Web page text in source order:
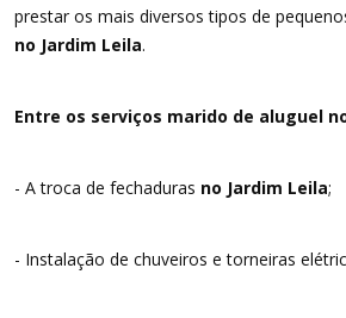
prestar os mais diversos tipos de
no Jardim Leila.
Entre os serviços marido de aluguel
- A troca de fechaduras no Jardim Leila;
- Instalação de chuveiros e torneiras